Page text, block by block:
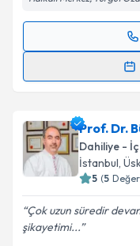
Randevu
için bir takvim
bilgilendireceğiz.
E-posta
Prof. Dr.
Dahiliye - İç
İstanbul,
5 (5
Çok uzun süredir
şikayetimi...